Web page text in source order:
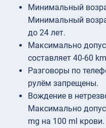
Минимальный
Минимальный
до 24 лет.
Максимально
составляет 40-60
Разговоры по
рулём запрещены.
Вождение в
Максимально
mg на 100 ml крови.